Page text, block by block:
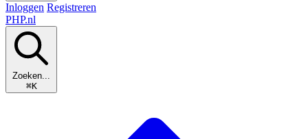
Inloggen Registreren
PHP.nl
Zoeken...
⌘K